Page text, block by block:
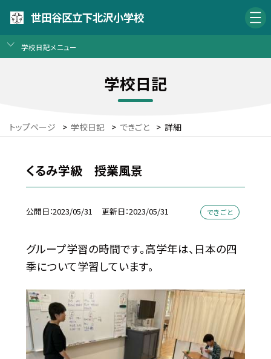
世田谷区立下北沢小学校
学校日記メニュー
学校日記
トップページ > 学校日記 > できごと > 詳細
くるみ学級 授業風景
公開日 2023/05/31 更新日 2023/05/31 できごと
グループ学習の時間です。高学年は、日本の四
季について学習しています。